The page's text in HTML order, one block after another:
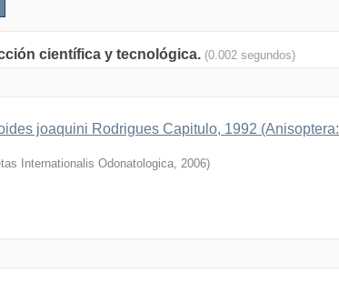
científica y tecnológica. (0.002 segundos)
joaquini Rodrigues Capitulo, 1992 (Anisoptera:
Internationalis Odonatologica, 2006)